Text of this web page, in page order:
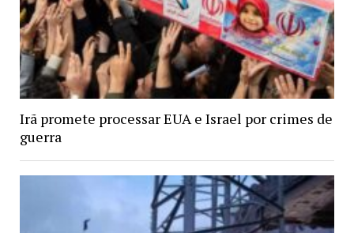
Irã promete processar EUA e Israel por crimes de
guerra